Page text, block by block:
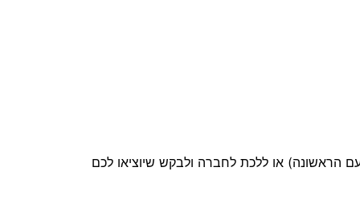
הראשונה) או ללכת לחברה ולבקש שיוציאו לכם